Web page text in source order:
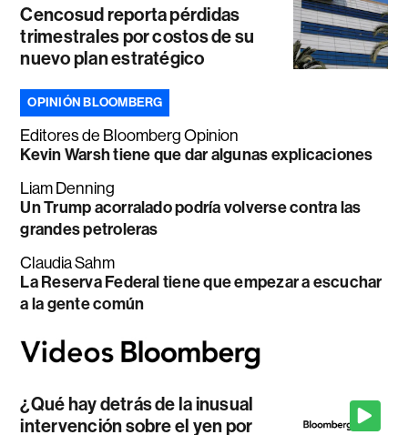
Cencosud reporta pérdidas
trimestrales por costos de su
nuevo plan estratégico
OPINIÓN BLOOMBERG
Editores de Bloomberg Opinion
Kevin Warsh tiene que dar algunas explicaciones
Liam Denning
Un Trump acorralado podría volverse contra las
grandes petroleras
Claudia Sahm
La Reserva Federal tiene que empezar a escuchar
a la gente común
¿Qué hay detrás de la inusual
intervención sobre el yen por